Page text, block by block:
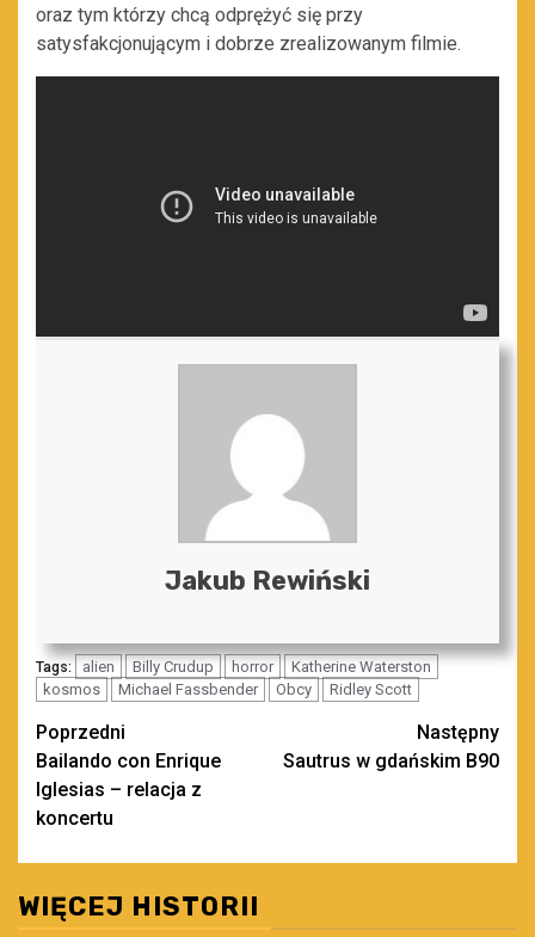
oraz tym którzy chcą odprężyć się przy
satysfakcjonującym i dobrze zrealizowanym filmie.
Jakub Rewiński
Tags: alien Billy Crudup horror
Katherine Waterston
kosmos
Michael Fassbender Obcy Ridley Scott
Zobacz
wpisy
Poprzedni
Bailando con Enrique
Iglesias – relacja z
koncertu
Następny
Sautrus w gdańskim B90
WIĘCEJ HISTORII